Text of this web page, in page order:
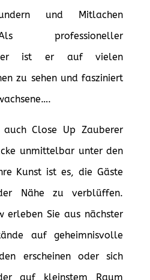
und Mitlachen
professioneller
ist er auf vielen
zu sehen und fasziniert
auch Close Up Zauberer
unmittelbar unter den
Kunst ist es, die Gäste
Nähe zu verblüffen.
erleben Sie aus nächster
auf geheimnisvolle
erscheinen oder sich
auf kleinstem Raum